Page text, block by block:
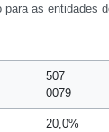
as entidades
507
0079
20,0%